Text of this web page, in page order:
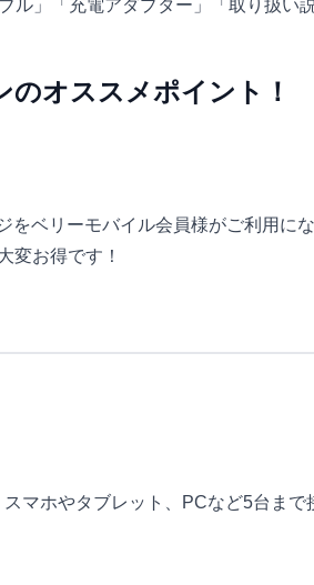
ル」「充電アダプター」「取り扱い
のオススメポイント！
をベリーモバイル会員様がご利用に
変お得です！
マホやタブレット、PCなど5台ま